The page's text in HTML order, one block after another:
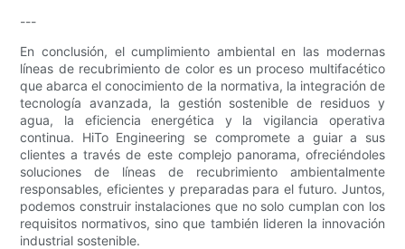
---
En conclusión, el cumplimiento ambiental en las modernas
líneas de recubrimiento de color es un proceso multifacético
que abarca el conocimiento de la normativa, la integración de
tecnología avanzada, la gestión sostenible de residuos y
agua, la eficiencia energética y la vigilancia operativa
continua. HiTo Engineering se compromete a guiar a sus
clientes a través de este complejo panorama, ofreciéndoles
soluciones de líneas de recubrimiento ambientalmente
responsables, eficientes y preparadas para el futuro. Juntos,
podemos construir instalaciones que no solo cumplan con los
requisitos normativos, sino que también lideren la innovación
industrial sostenible.